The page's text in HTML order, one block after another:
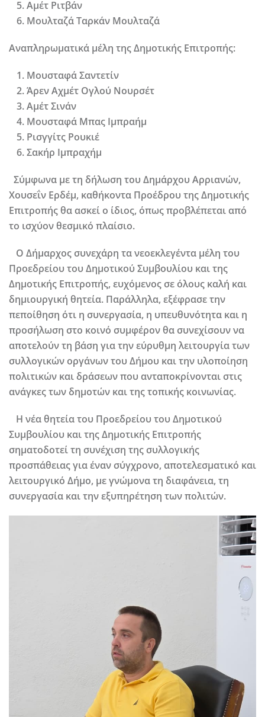
Αμέτ Ριτβάν
Μουλταζά Ταρκάν Μουλταζά
Αναπληρωματικά μέλη της Δημοτικής Επιτροπής:
Μουσταφά Σαντετίν
Άρεν Αχμέτ Ογλού Νουρσέτ
Αμέτ Σινάν
Μουσταφά Μπας Ιμπραήμ
Ρισγγίτς Ρουκιέ
Σακήρ Ιμπραχήμ
Σύμφωνα με τη δήλωση του Δημάρχου Αρριανών,
Χουσεΐν Ερδέμ, καθήκοντα Προέδρου της Δημοτικής
Επιτροπής θα ασκεί ο ίδιος, όπως προβλέπεται από
το ισχύον θεσμικό πλαίσιο.
Ο Δήμαρχος συνεχάρη τα νεοεκλεγέντα μέλη του
Προεδρείου του Δημοτικού Συμβουλίου και της
Δημοτικής Επιτροπής, ευχόμενος σε όλους καλή και
δημιουργική θητεία. Παράλληλα, εξέφρασε την
πεποίθηση ότι η συνεργασία, η υπευθυνότητα και η
προσήλωση στο κοινό συμφέρον θα συνεχίσουν να
αποτελούν τη βάση για την εύρυθμη λειτουργία των
συλλογικών οργάνων του Δήμου και την υλοποίηση
πολιτικών και δράσεων που ανταποκρίνονται στις
ανάγκες των δημοτών και της τοπικής κοινωνίας.
Η νέα θητεία του Προεδρείου του Δημοτικού
Συμβουλίου και της Δημοτικής Επιτροπής
σηματοδοτεί τη συνέχιση της συλλογικής
προσπάθειας για έναν σύγχρονο, αποτελεσματικό και
λειτουργικό Δήμο, με γνώμονα τη διαφάνεια, τη
συνεργασία και την εξυπηρέτηση των πολιτών.